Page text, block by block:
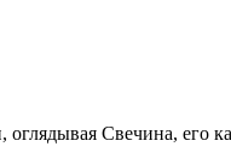
оглядывая Свечина, его